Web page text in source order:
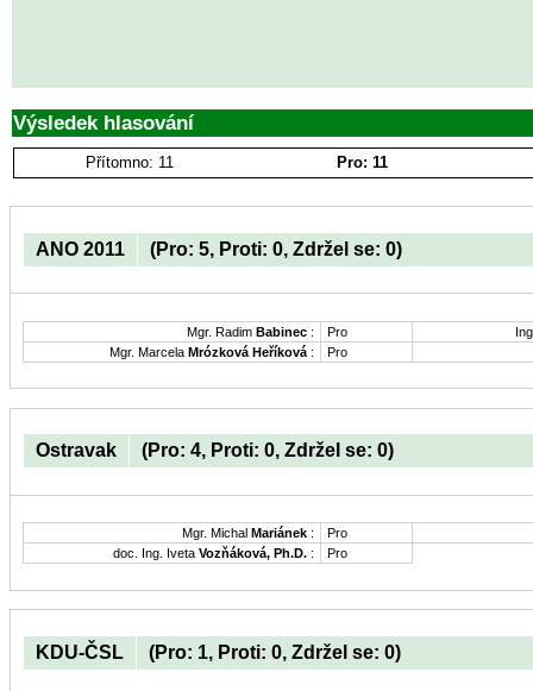
Výsledek hlasování
Přítomno: 11 Pro: 11
ANO 2011 (Pro: 5, Proti: 0, Zdržel se: 0)
Mgr. Radim Babinec : Pro
Mgr. Marcela Mrózková Heříková : Pro
Ostravak (Pro: 4, Proti: 0, Zdržel se: 0)
Mgr. Michal Mariánek :
Pro
doc. Ing. Iveta Vozňáková, Ph.D. : Pro
KDU-ČSL (Pro: 1, Proti: 0, Zdržel se: 0)